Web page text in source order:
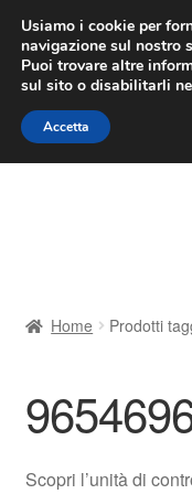
Lun-Ven
Vai
alla
navigazione
Vai
al
contenuto
Contatto
Il mio account
Home Prodotti
Scopri l’unità di
Usiamo i cookie per
navigazione sul nostro
Puoi trovare altre
sul sito o disabilitarli
Accetta